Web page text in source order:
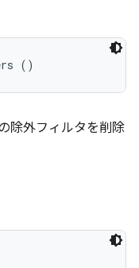
()
除外フィルタを削除